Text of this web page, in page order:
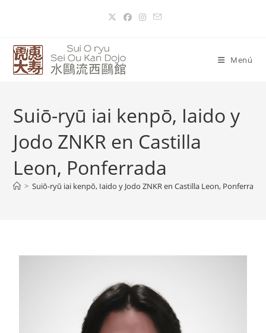
Menú
Suiō-ryū iai kenpō, Iaido y
Jodo ZNKR en Castilla
Leon, Ponferrada
> Suiō-ryū iai kenpō, Iaido y Jodo ZNKR en Castilla Leon, Ponferrada